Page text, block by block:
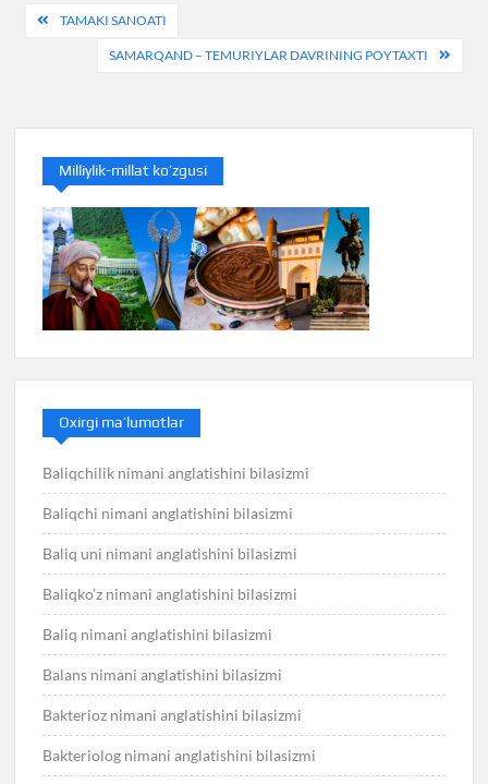
Post
menyusi
TAMAKI SANOATI
SAMARQAND – TEMURIYLAR DAVRINING POYTAXTI
Milliylik-millat ko’zgusi
Oxirgi ma’lumotlar
Baliqchilik nimani anglatishini bilasizmi
Baliqchi nimani anglatishini bilasizmi
Baliq uni nimani anglatishini bilasizmi
Baliqko’z nimani anglatishini bilasizmi
Baliq nimani anglatishini bilasizmi
Balans nimani anglatishini bilasizmi
Bakterioz nimani anglatishini bilasizmi
Bakteriolog nimani anglatishini bilasizmi